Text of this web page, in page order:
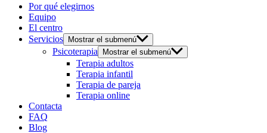
Por qué elegirnos
Equipo
El centro
Servicios
Mostrar el submenú
Psicoterapia Mostrar el submenú
Terapia adultos
Terapia infantil
Terapia de pareja
Terapia online
Contacta
FAQ
Blog